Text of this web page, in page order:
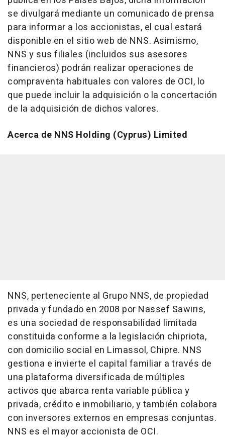
se divulgará mediante un comunicado de prensa
para informar a los accionistas, el cual estará
disponible en el sitio web de NNS. Asimismo,
NNS y sus filiales (incluidos sus asesores
financieros) podrán realizar operaciones de
compraventa habituales con valores de OCI, lo
que puede incluir la adquisición o la concertación
de la adquisición de dichos valores.
Acerca de NNS Holding (Cyprus) Limited
NNS, perteneciente al Grupo NNS, de propiedad
privada y fundado en 2008 por Nassef Sawiris,
es una sociedad de responsabilidad limitada
constituida conforme a la legislación chipriota,
con domicilio social en Limassol, Chipre. NNS
gestiona e invierte el capital familiar a través de
una plataforma diversificada de múltiples
activos que abarca renta variable pública y
privada, crédito e inmobiliario, y también colabora
con inversores externos en empresas conjuntas.
NNS es el mayor accionista de OCI.